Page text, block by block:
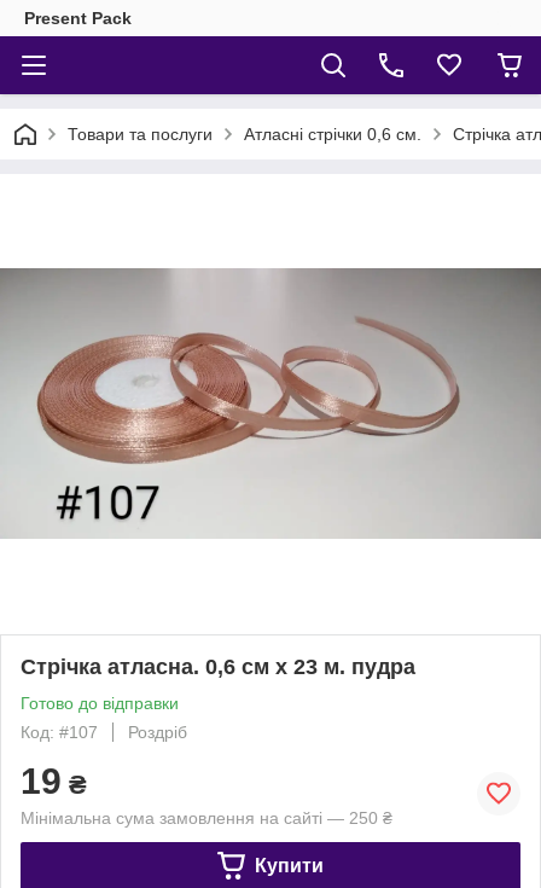
Present Pack
Товари та послуги Атласні стрічки 0,6 см. Стрічка
Стрічка атласна. 0,6 см х 23 м. пудра
Готово до відправки
Код: #107
Роздріб
19 ₴
Мінімальна сума замовлення на сайті — 250 ₴
Купити